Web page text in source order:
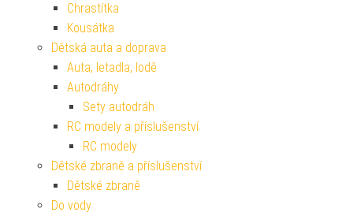
Chrastítka
Kousátka
Dětská auta a doprava
Auta, letadla, lodě
Autodráhy
Sety autodráh
RC modely a příslušenství
RC modely
Dětské zbraně a příslušenství
Dětské zbraně
Do vody